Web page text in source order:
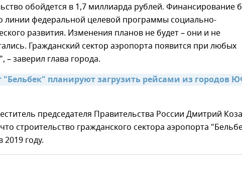
обойдется в 1,7 миллиарда рублей. Финансирование
линии федеральной целевой программы социально-
развития. Изменения планов не будет – они и не
Гражданский сектор аэропорта появится при любых
– заверил глава города.
"Бельбек" планируют загрузить рейсами из городов
председателя Правительства России Дмитрий
строительство гражданского сектора аэропорта
2019 году.